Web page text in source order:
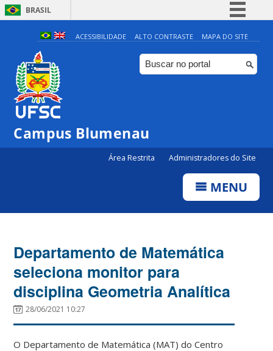
BRASIL
Simplifique!
Comunica BR
Participe
ACESSIBILIDADE ALTO CONTRASTE MAPA DO SITE
Campus Blumenau
Área Restrita Administradores do Site
MENU
Departamento de Matemática
seleciona monitor para
disciplina Geometria Analítica
28/06/2021 10:27
O Departamento de Matemática (MAT) do Centro